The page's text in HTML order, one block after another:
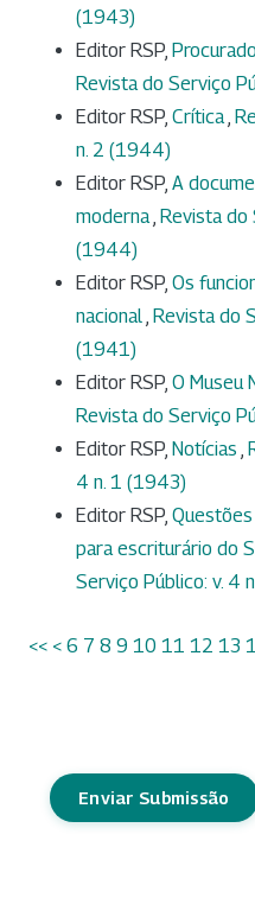
(1943)
Editor RSP,
Revista do Serviço
Editor RSP, Crítica,
n. 2 (1944)
Editor RSP, A
moderna, Revista do
(1944)
Editor RSP, Os
nacional, Revista do
(1941)
Editor RSP, O Museu
Revista do Serviço
Editor RSP, Notícias ,
4 n. 1 (1943)
Editor RSP,
para escriturário do
Serviço Público: v. 4
<< < 6 7 8 9 10 11 12 13
Enviar Submissão